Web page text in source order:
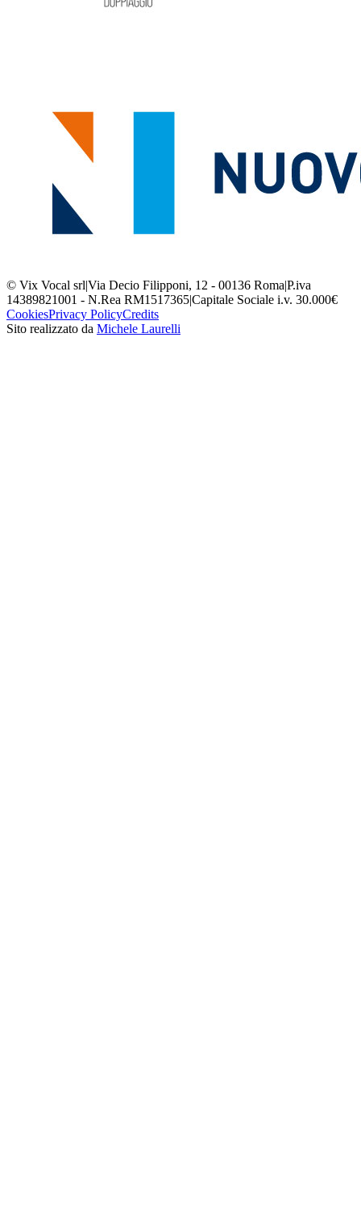
© Vix Vocal srlVia Decio Filipponi, 12 - 00136 RomaP.iva
14389821001 - N.Rea RM1517365Capitale Sociale i.v. 30.000€
CookiesPrivacy PolicyCredits
Sito realizzato da Michele Laurelli